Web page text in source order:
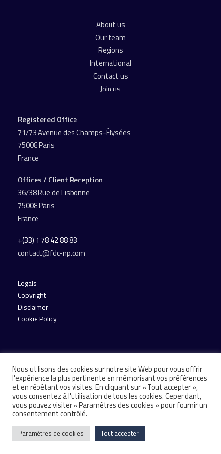
About us
Our team
Regions
International
Contact us
Join us
Registered Office
71/73 Avenue des Champs-Élysées
75008 Paris
France
Offices / Client Reception
36/38 Rue de Lisbonne
75008 Paris
France
+(33) 1 78 42 88 88
contact@fdc-np.com
Legals
Copyright
Disclaimer
Cookie Policy
© 2026 Financière de Courcelles. All rights reserved
Nous utilisons des cookies sur notre site Web pour vous offrir
l'expérience la plus pertinente en mémorisant vos préférences
et en répétant vos visites. En cliquant sur « Tout accepter »,
vous consentez à l'utilisation de tous les cookies. Cependant,
vous pouvez visiter « Paramètres des cookies » pour fournir un
consentement contrôlé.
Paramètres de cookies Tout accepter